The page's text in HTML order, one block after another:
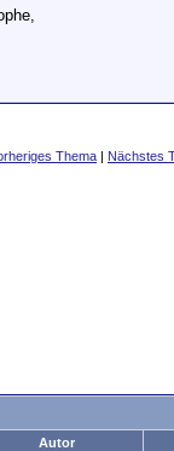
Thema | Nächstes
Autor